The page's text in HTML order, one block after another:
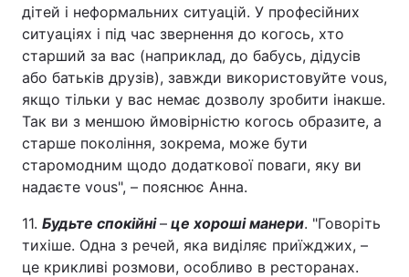
дітей і неформальних ситуацій. У професійних
ситуаціях і під час звернення до когось, хто
старший за вас (наприклад, до бабусь, дідусів
або батьків друзів), завжди використовуйте vous,
якщо тільки у вас немає дозволу зробити інакше.
Так ви з меншою ймовірністю когось образите, а
старше покоління, зокрема, може бути
старомодним щодо додаткової поваги, яку ви
надаєте vous", – пояснює Анна.
11. Будьте спокійні– це хороші манери. "Говоріть
тихіше. Одна з речей, яка виділяє приїжджих, –
це крикливі розмови, особливо в ресторанах.